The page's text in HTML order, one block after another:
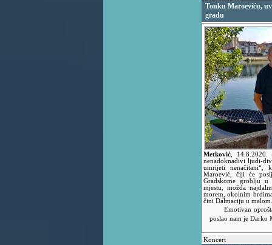
Tonku Maroeviću,
gradu
Metković 14.8.2020.
nenadoknadivi ljudi-
umrijeti nenačitani“,
Maroević, čiji će
Gradskome groblju u
mjestu, možda
morem, okolnim
čini Dalmaciju u malom.
Emotivan
poslao nam je Darko
Koncert